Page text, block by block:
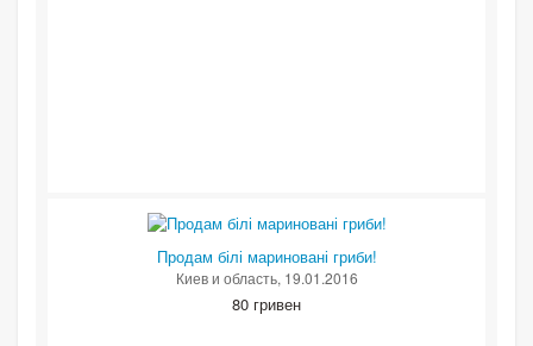
Продам білі мариновані гриби!
Киев и область, 19.01.2016
80 гривен